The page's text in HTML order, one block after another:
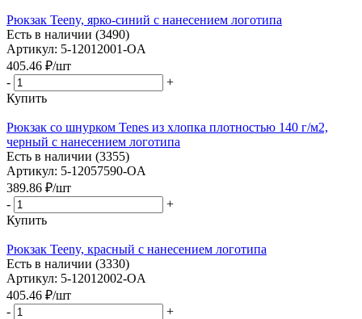
Рюкзак Teeny, ярко-синий с нанесением логотипа
Есть в наличии (3490)
Артикул: 5-12012001-OA
405.46 ₽/шт
-
+
Купить
Рюкзак со шнурком Tenes из хлопка плотностью 140 г/м2,
черный с нанесением логотипа
Есть в наличии (3355)
Артикул: 5-12057590-OA
389.86 ₽/шт
-
+
Купить
Рюкзак Teeny, красный с нанесением логотипа
Есть в наличии (3330)
Артикул: 5-12012002-OA
405.46 ₽/шт
-
+